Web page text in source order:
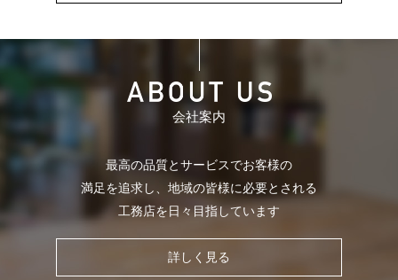
会社案内
最高の品質とサービスでお客様の
満足を追求し、 地域の皆様に必要とされる
工務店を日々目指しています
詳しく見る